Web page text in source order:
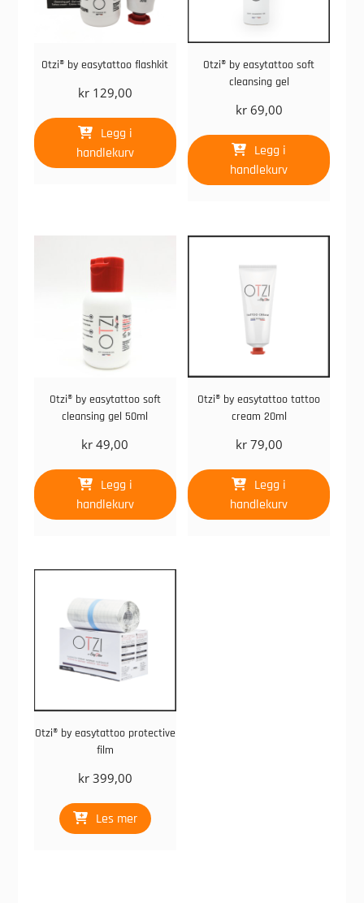
Otzi® by easytattoo flashkit
kr129,00
Legg i
handlekurv
Otzi® by easytattoo soft
cleansing gel
kr69,00
Legg i
handlekurv
Otzi® by easytattoo soft
cleansing gel 50ml
kr 49,00
Legg i
handlekurv
Otzi® by easytattoo tattoo
cream 20ml
kr79,00
Legg i
handlekurv
Otzi® by easytattoo protective
film
kr399,00
Les mer